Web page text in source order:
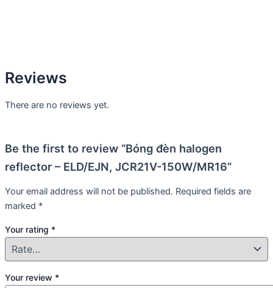
Reviews
There are no reviews yet.
Be the first to review “Bóng đèn halogen
reflector – ELD/EJN, JCR21V-150W/MR16”
Your email address will not be published. Required fields are
marked *
Your rating *
Your review *